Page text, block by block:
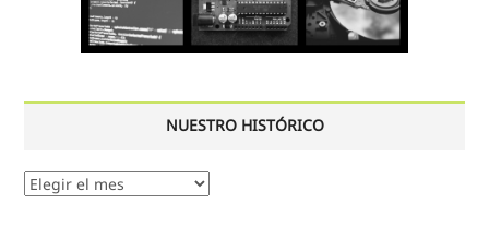
NUESTRO HISTÓRICO
Nuestro